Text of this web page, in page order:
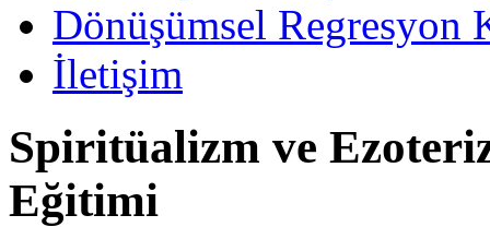
Dönüşümsel Regresyon
İletişim
Spiritüalizm ve
Eğitimi